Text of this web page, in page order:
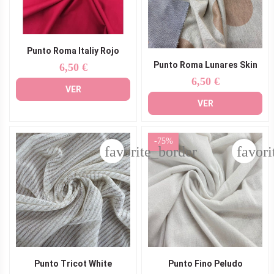
Punto Roma Italiy Rojo
Precio
6,50 €
VER
Punto Roma Lunares Skin
Precio
6,50 €
VER
Punto Tricot White
favorite_border
Punto Fino Peludo
-75%